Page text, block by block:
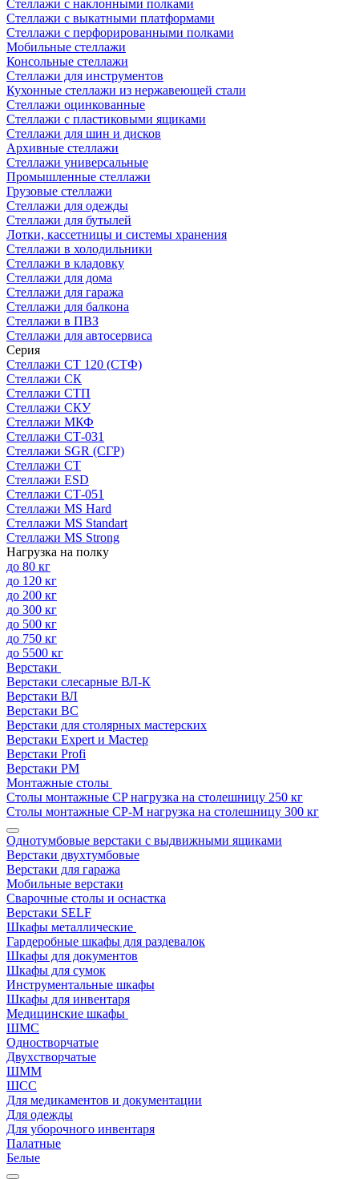
Стеллажи с наклонными полками
Стеллажи с выкатными платформами
Стеллажи с перфорированными полками
Мобильные стеллажи
Консольные стеллажи
Стеллажи для инструментов
Кухонные стеллажи из нержавеющей стали
Стеллажи оцинкованные
Стеллажи с пластиковыми ящиками
Стеллажи для шин и дисков
Архивные стеллажи
Стеллажи универсальные
Промышленные стеллажи
Грузовые стеллажи
Стеллажи для одежды
Стеллажи для бутылей
Лотки, кассетницы и системы хранения
Стеллажи в холодильники
Стеллажи в кладовку
Стеллажи для дома
Стеллажи для гаража
Стеллажи для балкона
Стеллажи в ПВЗ
Стеллажи для автосервиса
Серия
Стеллажи СТ 120 (СТФ)
Стеллажи СК
Стеллажи СТП
Стеллажи СКУ
Стеллажи МКФ
Стеллажи СТ-031
Стеллажи SGR (СГР)
Стеллажи СТ
Стеллажи ESD
Стеллажи СТ-051
Стеллажи MS Hard
Стеллажи MS Standart
Стеллажи MS Strong
Нагрузка на полку
до 80 кг
до 120 кг
до 200 кг
до 300 кг
до 500 кг
до 750 кг
до 5500 кг
Верстаки
Верстаки слесарные ВЛ-К
Верстаки ВЛ
Верстаки ВС
Верстаки для столярных мастерских
Верстаки Expert и Мастер
Верстаки Profi
Верстаки РМ
Монтажные столы
Столы монтажные СP нагрузка на столешницу 250 кг
Столы монтажные СР-М нагрузка на столешницу 300 кг
Однотумбовые верстаки с выдвижными ящиками
Верстаки двухтумбовые
Верстаки для гаража
Мобильные верстаки
Сварочные столы и оснастка
Верстаки SELF
Шкафы металлические
Гардеробные шкафы для раздевалок
Шкафы для документов
Шкафы для сумок
Инструментальные шкафы
Шкафы для инвентаря
Медицинские шкафы
ШМС
Одностворчатые
Двухстворчатые
ШММ
ШСС
Для медикаментов и документации
Для одежды
Для уборочного инвентаря
Палатные
Белые